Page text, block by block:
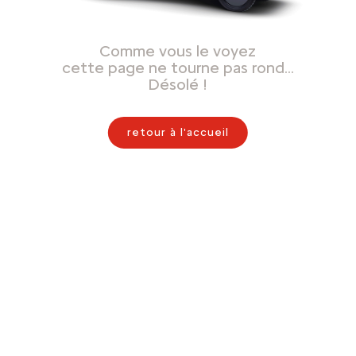
Comme vous le voyez
cette page ne tourne pas rond…
Désolé !
retour à l'accueil